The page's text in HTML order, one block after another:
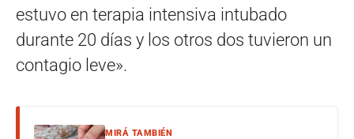
estuvo en terapia intensiva intubado
durante 20 días y los otros dos tuvieron un
contagio leve».
MIRÁ TAMBIÉN